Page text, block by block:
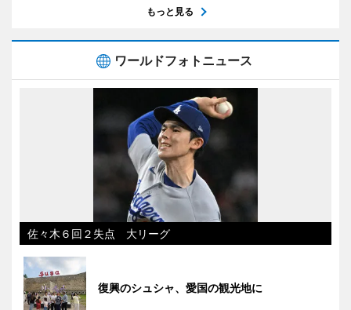
もっと見る
ワールドフォトニュース
佐々木６回２失点 大リーグ
復興のシュシャ、愛国の観光地に